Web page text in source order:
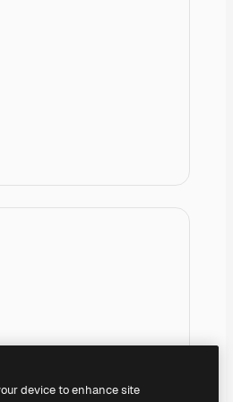
device to enhance site